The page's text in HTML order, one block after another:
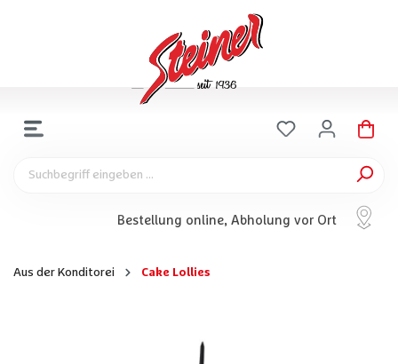
Bestellung online, Abholung vor Ort
Aus der Konditorei Cake Lollies